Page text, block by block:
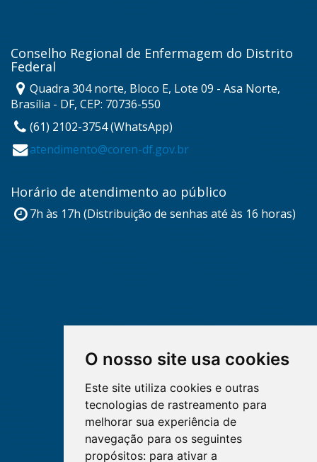
O nosso site usa cookies
Este site utiliza cookies e outras
tecnologias de rastreamento para
melhorar sua experiência de
navegação para os seguintes
propósitos: para ativar a
Conselho Regional de Enfermagem do Distrito
Federal
Quadra 304 norte, Bloco E, Lote 09 - Asa Norte,
Brasília - DF, CEP: 70736-550
(61) 2102-3754 (WhatsApp)
atendimento@coren-df.gov.br
Horário de atendimento ao público
7h às 17h (Distribuição de senhas até às 16 horas)